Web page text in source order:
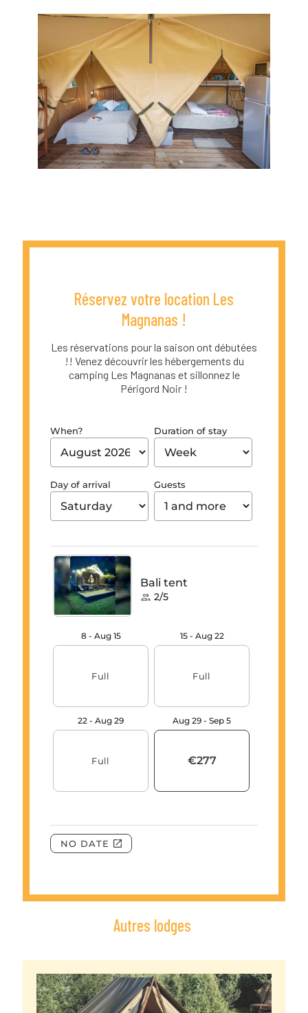
Réservez votre location Les
Magnanas !
Les réservations pour la saison ont débutées
!! Venez découvrir les hébergements du
camping Les Magnanas et sillonnez le
Périgord Noir !
Autres lodges